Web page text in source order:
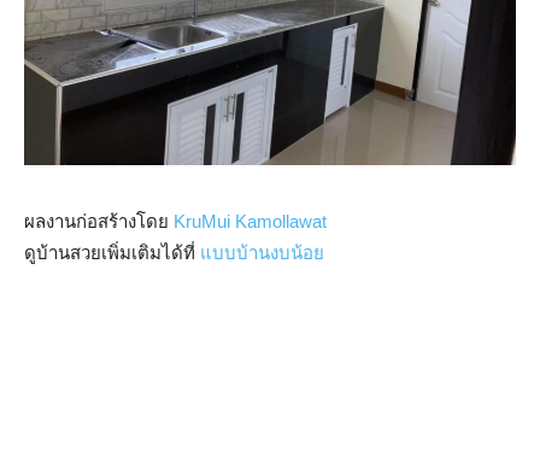
ผลงานก่อสร้างโดย KruMui Kamollawat
ดูบ้านสวยเพิ่มเติมได้ที่ แบบบ้านงบน้อย